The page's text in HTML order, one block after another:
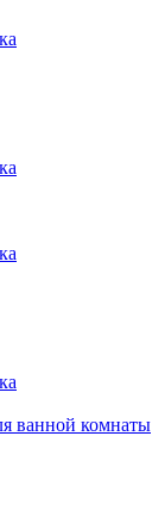
ванной комнаты